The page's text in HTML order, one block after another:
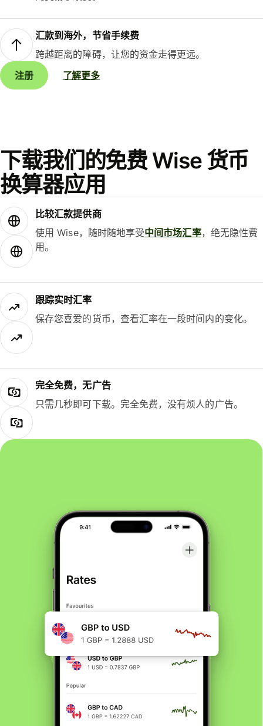
汇款到海外，节省手续费
跨越距离的障碍，让您的资金走得更远。
注册
了解更多
下载我们的免费 Wise 货币
换算器应用
比较汇款提供商
使用 Wise，随时随地享受中间市场汇率，绝无隐性费
用。
跟踪实时汇率
保存您喜爱的货币，查看汇率在一段时间内的变化。
完全免费，无广告
只需几秒即可下载。完全免费，没有烦人的广告。